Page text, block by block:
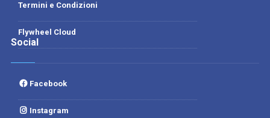
Termini e Condizioni
Flywheel Cloud
Social
Facebook
Instagram